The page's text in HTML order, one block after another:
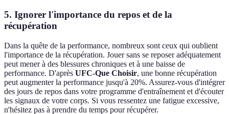
5. Ignorer l'importance du repos et de la
récupération
Dans la quête de la performance, nombreux sont ceux qui oublient
l'importance de la récupération. Jouer sans se reposer adéquatement
peut mener à des blessures chroniques et à une baisse de
performance. D'après UFC-Que Choisir, une bonne récupération
peut augmenter la performance jusqu'à 20%. Assurez-vous d'intégrer
des jours de repos dans votre programme d'entraînement et d'écouter
les signaux de votre corps. Si vous ressentez une fatigue excessive,
n'hésitez pas à prendre du temps pour récupérer.